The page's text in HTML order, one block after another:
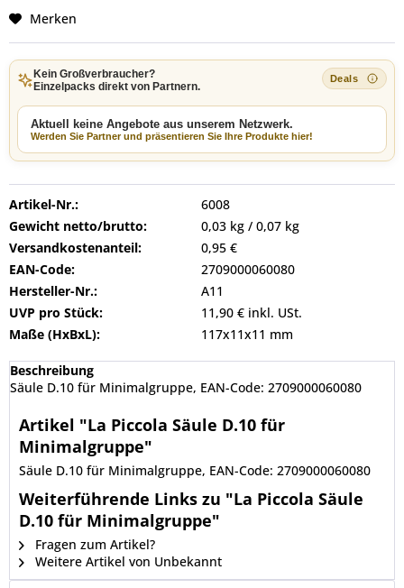
Merken
Kein Großverbraucher?
Einzelpacks direkt von Partnern.
Aktuell keine Angebote aus unserem Netzwerk.
Werden Sie Partner und präsentieren Sie Ihre Produkte hier!
Artikel-Nr.:
6008
Gewicht netto/brutto:
0,03 kg / 0,07 kg
Versandkostenanteil:
0,95 €
EAN-Code:
2709000060080
Hersteller-Nr.:
A11
UVP pro Stück:
11,90 € inkl. USt.
Maße (HxBxL):
117x11x11 mm
Beschreibung
Säule D.10 für Minimalgruppe, EAN-Code: 2709000060080
Artikel "La Piccola Säule D.10 für
Minimalgruppe"
Säule D.10 für Minimalgruppe, EAN-Code: 2709000060080
Weiterführende Links zu "La Piccola Säule
D.10 für Minimalgruppe"
Fragen zum Artikel?
Weitere Artikel von Unbekannt